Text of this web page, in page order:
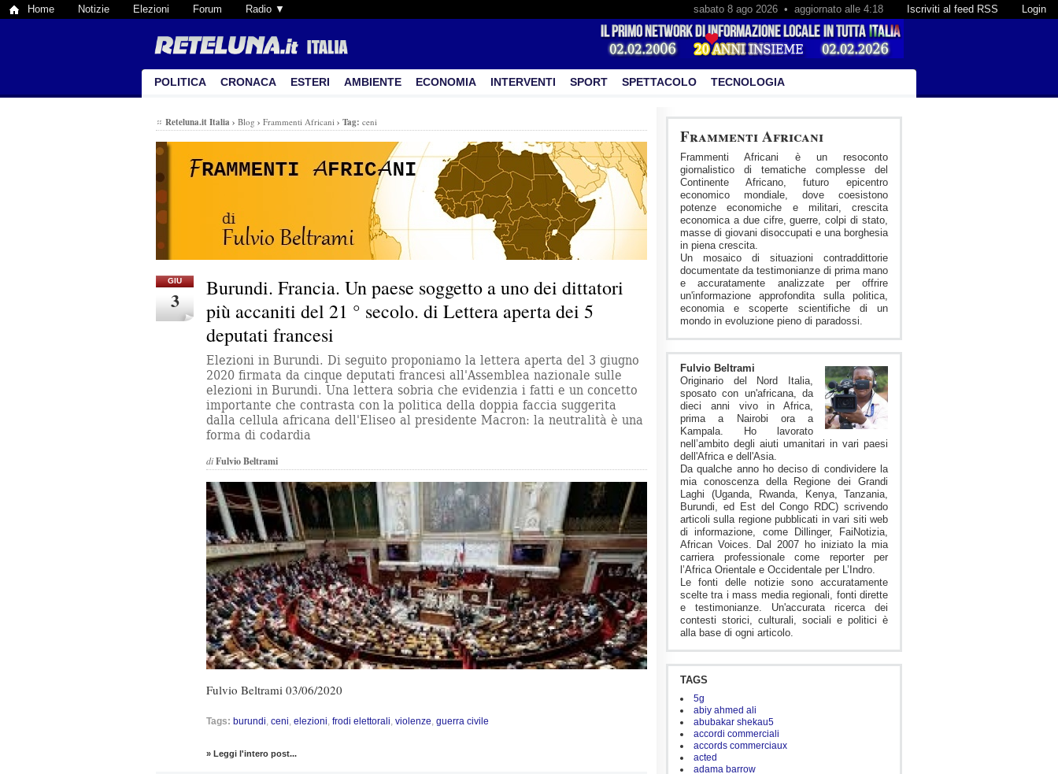
Home Notizie Elezioni Forum Radio ▼ Login
Iscriviti al feed RSS
sabato 8 ago 2026 • aggiornato alle 4:18
POLITICA CRONACA ESTERI AMBIENTE ECONOMIA INTERVENTI SPORT SPETTACOLO TECNOLOGIA
Frammenti Africani
Frammenti Africani è un resoconto
giornalistico di tematiche complesse del
Continente Africano, futuro epicentro
economico mondiale, dove coesistono
potenze economiche e militari, crescita
economica a due cifre, guerre, colpi di stato,
masse di giovani disoccupati e una borghesia
in piena crescita.
Un mosaico di situazioni contraddittorie
documentate da testimonianze di prima mano
e accuratamente analizzate per offrire
un'informazione approfondita sulla politica,
economia e scoperte scientifiche di un
mondo in evoluzione pieno di paradossi.
Fulvio Beltrami
Originario del Nord Italia,
sposato con un'africana, da
dieci anni vivo in Africa,
prima a Nairobi ora a
Kampala. Ho lavorato
nell’ambito degli aiuti umanitari in vari paesi
dell'Africa e dell'Asia.
Da qualche anno ho deciso di condividere la
mia conoscenza della Regione dei Grandi
Laghi (Uganda, Rwanda, Kenya, Tanzania,
Burundi, ed Est del Congo RDC) scrivendo
articoli sulla regione pubblicati in vari siti web
di informazione, come Dillinger, FaiNotizia,
African Voices. Dal 2007 ho iniziato la mia
carriera professionale come reporter per
l’Africa Orientale e Occidentale per L’Indro.
Le fonti delle notizie sono accuratamente
scelte tra i mass media regionali, fonti dirette
e testimonianze. Un'accurata ricerca dei
contesti storici, culturali, sociali e politici è
alla base di ogni articolo.
TAGS
5g
abiy ahmed ali
abubakar shekau5
accordi commerciali
accords commerciaux
acted
adama barrow
Reteluna.it Italia › Blog › Frammenti Africani › Tag: ceni
GIU
3
Burundi. Francia. Un paese soggetto a uno dei dittatori
più accaniti del 21 ° secolo. di Lettera aperta dei 5
deputati francesi
Elezioni in Burundi. Di seguito proponiamo la lettera aperta del 3 giugno
2020 firmata da cinque deputati francesi all'Assemblea nazionale sulle
elezioni in Burundi. Una lettera sobria che evidenzia i fatti e un concetto
importante che contrasta con la politica della doppia faccia suggerita
dalla cellula africana dell'Eliseo al presidente Macron: la neutralità è una
forma di codardia
diFulvio Beltrami
Fulvio Beltrami 03/06/2020
Tags: burundi ceni elezioni frodi elettorali violenze guerra civile
» Leggi l'intero post...